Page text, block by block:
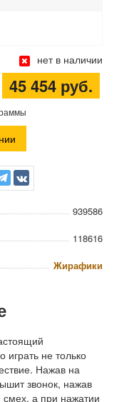
нет в наличии
45 454 руб.
939586
118616
Жирафики
не только
Нажав на
звонок, нажав
смех, а при нажатии